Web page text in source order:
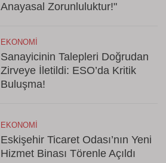
Anayasal Zorunluluktur!"
EKONOMI
Sanayicinin Talepleri Doğrudan
Zirveye İletildi: ESO’da Kritik
Buluşma!
EKONOMI
Eskişehir Ticaret Odası’nın Yeni
Hizmet Binası Törenle Açıldı